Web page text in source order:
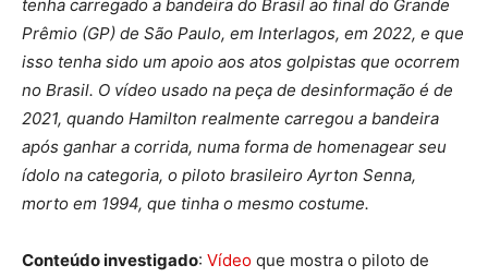
tenha carregado a bandeira do Brasil ao final do Grande
Prêmio (GP) de São Paulo, em Interlagos, em 2022, e que
isso tenha sido um apoio aos atos golpistas que ocorrem
no Brasil. O vídeo usado na peça de desinformação é de
2021, quando Hamilton realmente carregou a bandeira
após ganhar a corrida, numa forma de homenagear seu
ídolo na categoria, o piloto brasileiro Ayrton Senna,
morto em 1994, que tinha o mesmo costume.
Conteúdo investigado: Vídeo que mostra o piloto de